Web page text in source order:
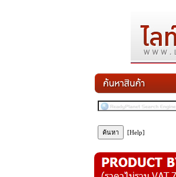
[Help]